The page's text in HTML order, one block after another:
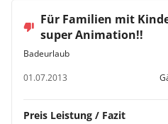
Für Familien mit
super Animation!!
Badeurlaub
01.07.2013
Preis Leistung / Fazit